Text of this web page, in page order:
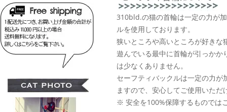
310bld.の猫の首輪は一定の力が
ルを使用しております。
狭いところや高いところが好きな
遊んでいる最中に首輪が引っか
は少なくありません。
セーフティバックルは一定の力
ますので、安心してご使用いただ
※ 安全を100%保障するものでは